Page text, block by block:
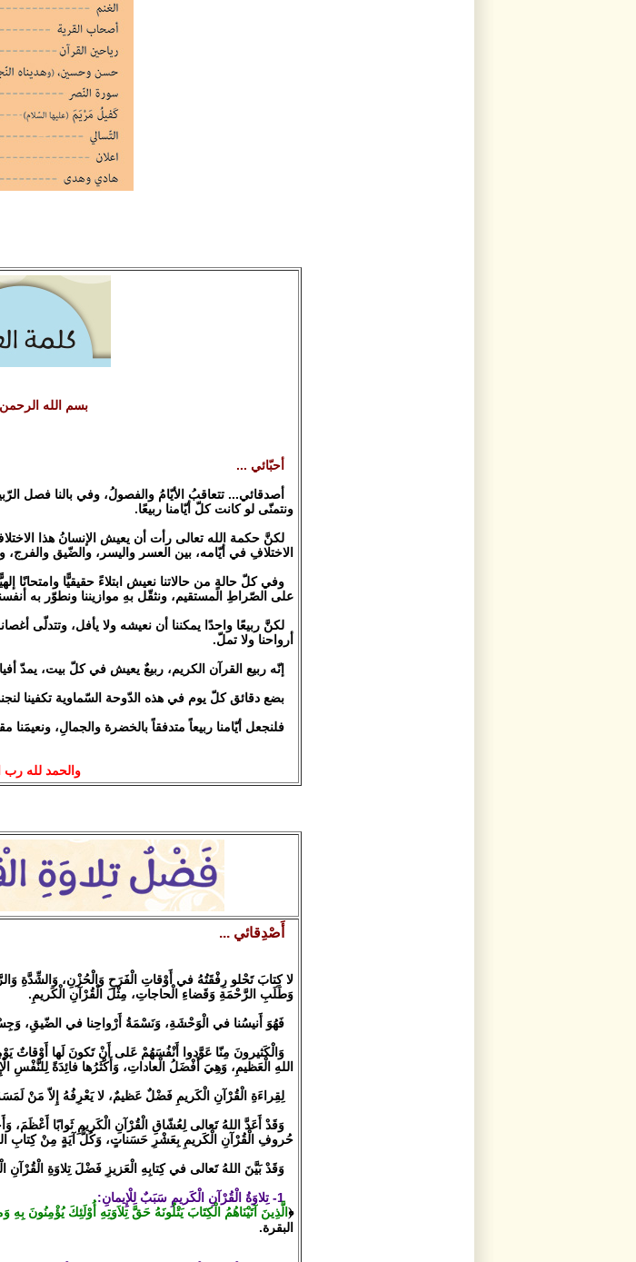
بسم الله
أحبّائي ...
أصدقائي... تتعاقبُ الأيّامُ والفصولُ، وفي بالنا فصل
ونتمنّى لو كانت كلّ أيّامنا ربيعًا.
لكنَّ حكمة الله تعالى رأت أن يعيش الإنسانُ هذا
الاختلافِ في أيّامه، بين العسر واليسر، والضّيق
وفي كلّ حالةٍ من حالاتنا نعيش ابتلاءً حقيقيًّا وامتحانًا
على الصّراطِ المستقيم، ونثقّل بهِ موازيننا ونطوّر به
لكنَّ ربيعًا واحدًا يمكننا أن نعيشه ولا يأفل، وتتدلّى
أرواحنا ولا تملّ.
إنّه ربيع القرآن الكريم، ربيعٌ يعيش في كلّ بيت، يمدّ
بضع دقائق كلّ يوم في هذه الدّوحة السّماوية تكفينا
فلنجعل أيّامنا ربيعاً متدفقاً بالخضرة والجمالِ، ونعيمَنا
والحمد لله رب
أَصْدِقائي ...
لا كِتابَ تَحْلو رِفْقَتُهُ في أَوْقاتِ الْفَرَحِ وَالْحُزْنِ، وَالشِّدَّةِ
وَطَلَبِ الرَّحْمَةِ وَقَضاءِ الْحاجاتِ، مِثْلَ الْقُرْآنِ الْكَريمِ.
فَهُوَ أَنيسُنا في الْوَحْشَةِ، وَنَسْمَةُ أَرْواحِنا في الضّيقِ،
وَالْكَثيرونَ مِنّا عَوَّدوا أَنْفُسَهُمْ عَلى أَنْ تَكونَ لَها
اللهِ الْعَظيمِ، وَهِيَ أَفْضَلُ الْعاداتِ، وَأَكْثَرُها فائِدَةً لِلنَّفْسِ
لِقِراءَةِ الْقُرْآنِ الْكَريمِ فَضْلٌ عَظيمٌ، لا يَعْرِفُهُ إِلاّ مَنْ
وَقَدْ أَعَدَّ اللهُ تَعالى لِعُشّاقِ الْقُرْآنِ الْكَريمِ ثَوابًا
حُروفِ الْقُرْآنِ الْكَريمِ بِعَشْرِ حَسَناتٍ، وَكُلُّ آيَةٍ مِنْ كِتابِ
وَقَدْ بَيَّنَ اللهُ تَعالى في كِتابِهِ الْعَزيزِ فَضْلَ تِلاوَةِ الْقُرْآنِ
1- تِلاوَةُ الْقُرْآنِ الْكَريمِ سَبَبٌ لِلْإِيمانِ:
﴿ الَّذِينَ آتَيْنَاهُمُ الْكِتَابَ يَتْلُونَهُ حَقَّ تِلاَوَتِهِ أُوْلَئِكَ يُؤْمِنُونَ بِهِ
البقرة.